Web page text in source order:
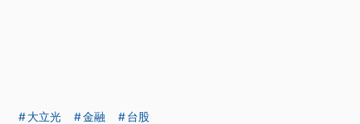
大立光 金融 台股